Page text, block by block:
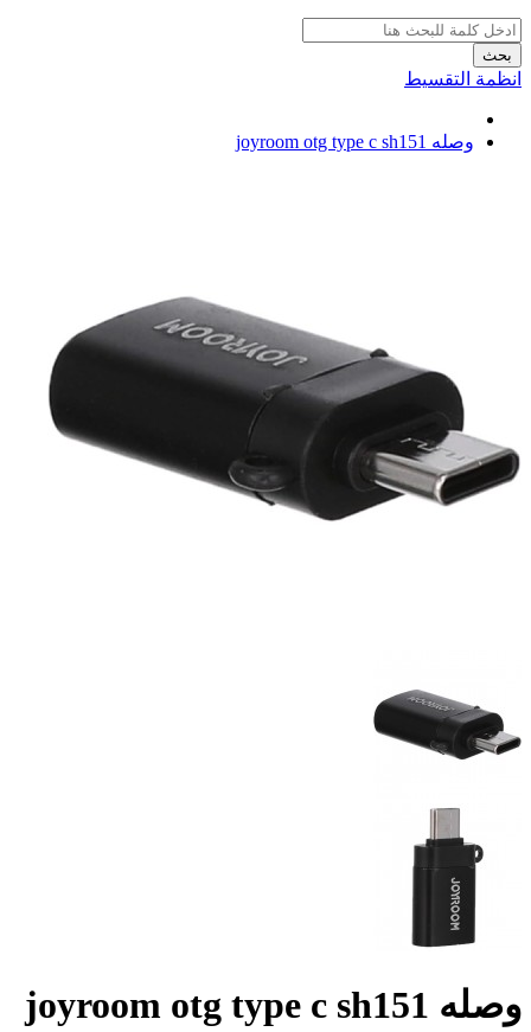
بحث
انظمة التقسيط
وصله joyroom otg type c sh151
وصله joyroom otg type c sh151